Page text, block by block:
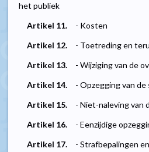
het publiek
Artikel 11.
- Kosten
Artikel 12.
- Toetreding en
Artikel 13.
- Wijziging van de
Artikel 14.
- Opzegging van
Artikel 15.
- Niet-naleving van
Artikel 16.
- Eenzijdige
Artikel 17.
- Strafbepalingen